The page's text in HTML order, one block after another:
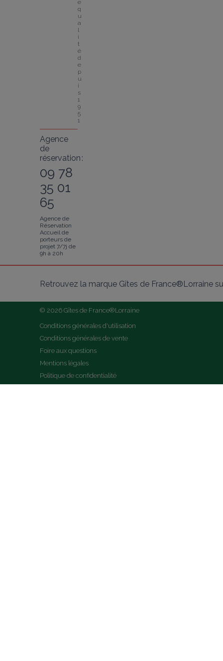
e
q
u
a
l
i
t
é
d
e
p
u
i
s
1
9
5
1
Agence
de
réservation :
09 78
35 01
65
Agence de
Réservation
Accueil de
porteurs de
projet 7/7j de
9h à 20h
Retrouvez la marque Gîtes de France®Lorraine
© 2026 Gîtes de France®Lorraine
Conditions générales d'utilisation
Conditions générales de vente
Foire aux questions
Mentions légales
Politique de confidentialité